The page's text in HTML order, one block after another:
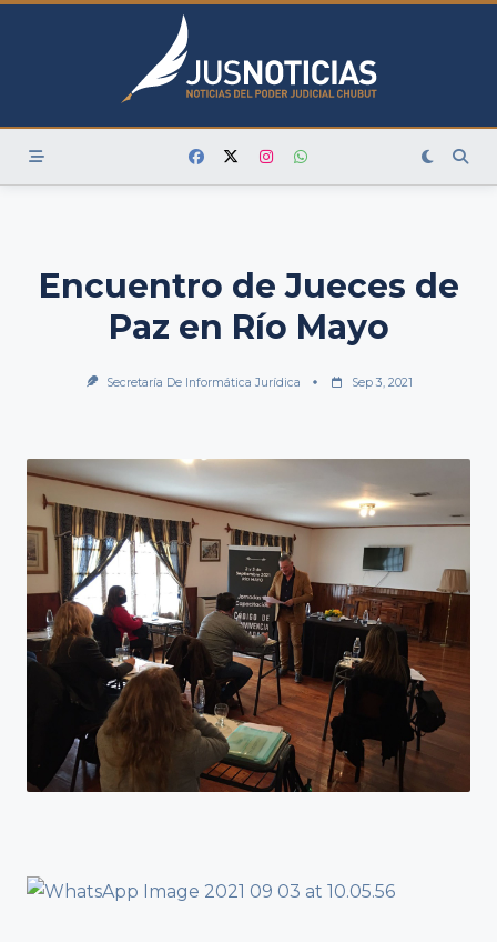
Skip
Encuentro de Jueces de
Paz en Río Mayo
Secretaría De Informática Jurídica Sep 3, 2021